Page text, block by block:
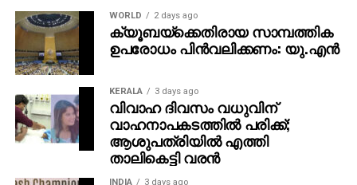
WORLD 2 days ago
ക്യൂബയ്ക്കെതിരായ സാമ്പത്തിക
ഉപരോധം പിന്‍വലിക്കണം: യു.എന്‍
KERALA 3 days ago
വിവാഹ ദിവസം വധുവിന്
വാഹനാപകടത്തില്‍ പരിക്ക്;
ആശുപത്രിയില്‍ എത്തി
താലികെട്ടി വരന്‍
INDIA 3 days ago